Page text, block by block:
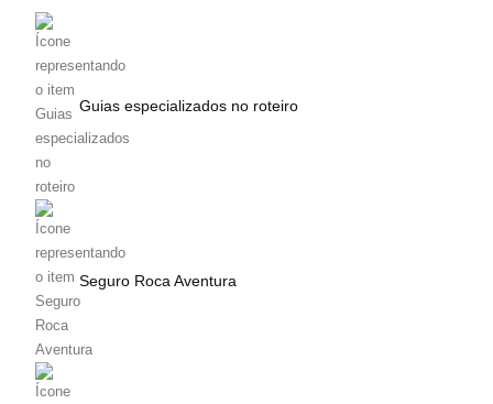
Guias especializados no roteiro
Seguro Roca Aventura